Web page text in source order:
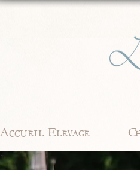
Accueil Elevage